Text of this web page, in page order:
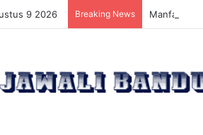
9 2026 Breaking News Manfaat